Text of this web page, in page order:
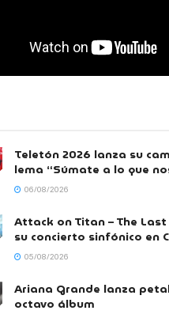
Teletón 2026 lanza su
lema “Súmate a lo que
06/08/2026
Attack on Titan – The
su concierto sinfónico en
05/08/2026
Ariana Grande lanza
octavo álbum